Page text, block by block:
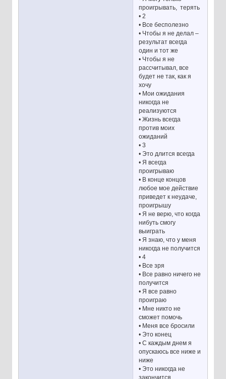
проигрывать, терять
• 2
• Все бесполезно
• Чтобы я не делал –
результат всегда
один и тот же
• Чтобы я не
рассчитывал, все
будет не так, как я
хочу
• Мои ожидания
никогда не
реализуются
• Жизнь всегда
против моих
ожиданий
• 3
• Это длится всегда
• Я всегда
проигрываю
• В конце концов
любое мое действие
приведет к неудаче,
проигрышу
• Я не верю, что когда
нибуть смогу
выиграть
• Я знаю, что у меня
никогда не получится
• 4
• Все зря
• Все равно ничего не
получится
• Я все равно
проиграю
• Мне никто не
сможет помочь
• Меня все бросили
• Это конец
• С каждым днем я
опускаюсь все ниже и
ниже
• Это никогда не
закончится